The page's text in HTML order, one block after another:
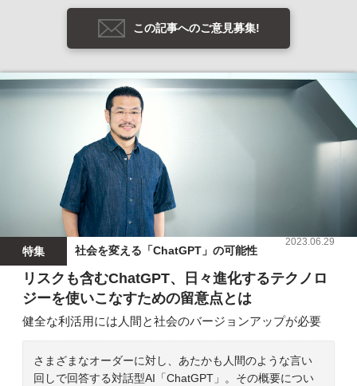
この記事へのご意見募集!
特集 社会を変える「ChatGPT」の可能性
2023.06.29
リスクも含むChatGPT、日々進化するテクノロ
ジーを使いこなすための留意点とは
健全な利活用には人間と社会のバージョンアップが必要
さまざまなオーダーに対し、あたかも人間のような言い
回しで回答する対話型AI「ChatGPT」。その概要につい